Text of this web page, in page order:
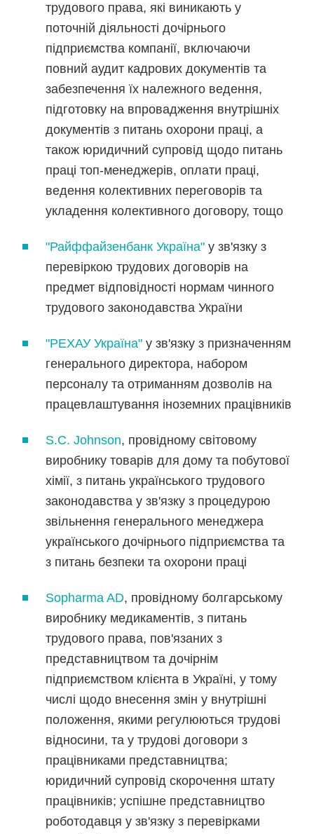
трудового права, які виникають у
поточній діяльності дочірнього
підприємства компанії, включаючи
повний аудит кадрових документів та
забезпечення їх належного ведення,
підготовку на впровадження внутрішніх
документів з питань охорони праці, а
також юридичний супровід щодо питань
праці топ-менеджерів, оплати праці,
ведення колективних переговорів та
укладення колективного договору, тощо
"Райффайзенбанк Україна" у зв'язку з
перевіркою трудових договорів на
предмет відповідності нормам чинного
трудового законодавства України
"РЕХАУ Україна" у зв'язку з призначенням
генерального директора, набором
персоналу та отриманням дозволів на
працевлаштування іноземних працівників
S.C. Johnson, провідному світовому
виробнику товарів для дому та побутової
хімії, з питань українського трудового
законодавства у зв'язку з процедурою
звільнення генерального менеджера
українського дочірнього підприємства та
з питань безпеки та охорони праці
Sopharma AD, провідному болгарському
виробнику медикаментів, з питань
трудового права, пов'язаних з
представництвом та дочірнім
підприємством клієнта в Україні, у тому
числі щодо внесення змін у внутрішні
положення, якими регулюються трудові
відносини, та у трудові договори з
працівниками представництва;
юридичний супровід скорочення штату
працівників; успішне представництво
роботодавця у зв'язку з перевірками